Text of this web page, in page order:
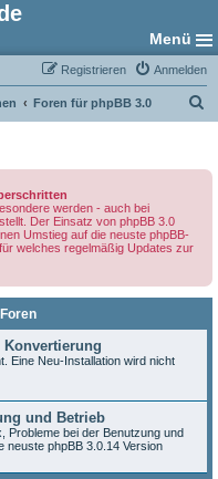
Menü
Anmelden
Registrieren
Foren für phpBB 3.0
werden - auch bei
Der Einsatz von phpBB 3.0
Umstieg auf die neuste phpBB-
welches regelmäßig Updates zur
Konvertierung
Eine Neu-Installation wird nicht
und Betrieb
Probleme bei der Benutzung und
neuste phpBB 3.0.14 Version